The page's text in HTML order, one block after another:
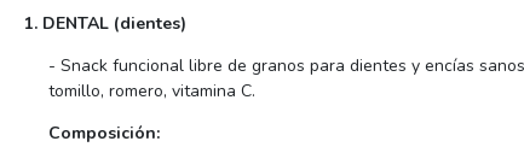
1. DENTAL (dientes)
- Snack funcional libre de granos para dientes y encías
tomillo, romero, vitamina C.
Composición: